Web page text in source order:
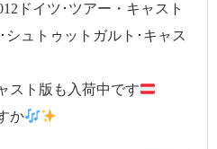
ドイツ･ツアー・キャスト
ュトゥットガルト･キャス
スト版も入荷中です
か